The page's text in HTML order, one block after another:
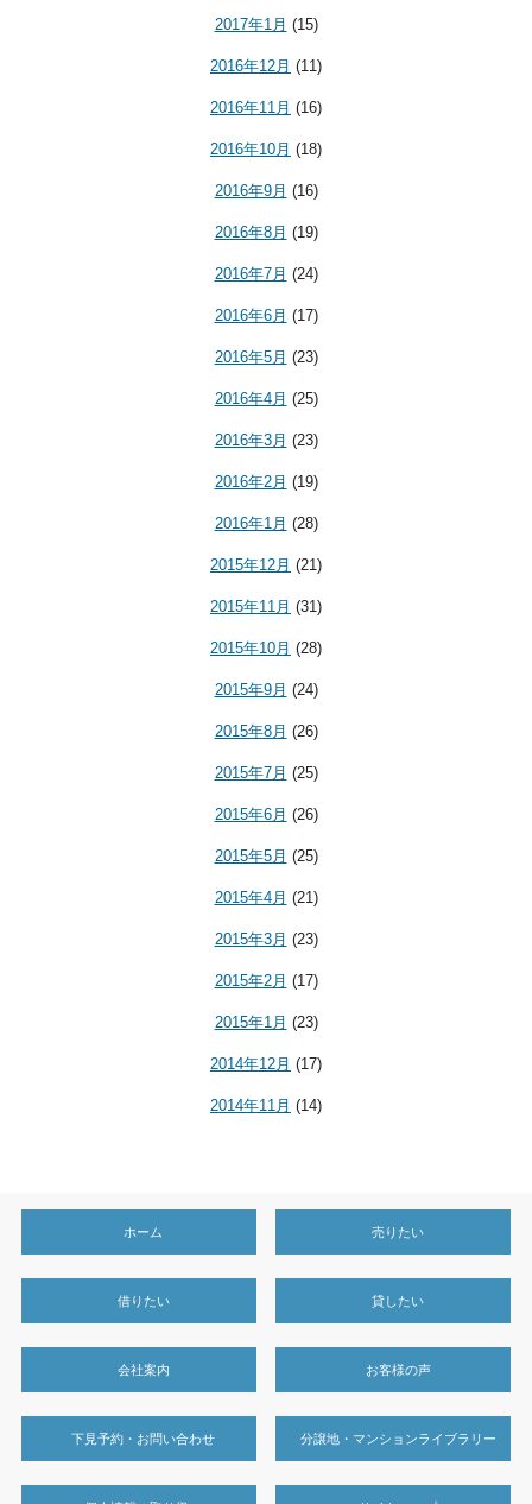
2017年1月 (15)
2016年12月 (11)
2016年11月 (16)
2016年10月 (18)
2016年9月 (16)
2016年8月 (19)
2016年7月 (24)
2016年6月 (17)
2016年5月 (23)
2016年4月 (25)
2016年3月 (23)
2016年2月 (19)
2016年1月 (28)
2015年12月 (21)
2015年11月 (31)
2015年10月 (28)
2015年9月 (24)
2015年8月 (26)
2015年7月 (25)
2015年6月 (26)
2015年5月 (25)
2015年4月 (21)
2015年3月 (23)
2015年2月 (17)
2015年1月 (23)
2014年12月 (17)
2014年11月 (14)
ホーム 売りたい
借りたい 貸したい
会社案内 お客様の声
下見予約・お問い合わせ 分譲地・マンションライブラリー